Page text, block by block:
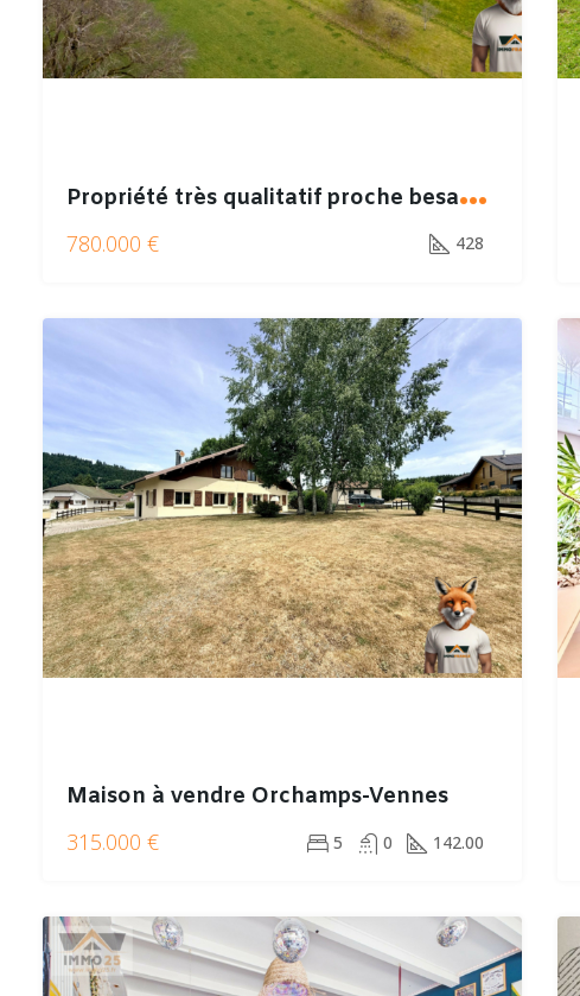
P
ropriété très qualitatif proche besancon et suisse
780.000 € 428
Maison à vendre Orchamps-Vennes
315.000 €
5 0 142.00